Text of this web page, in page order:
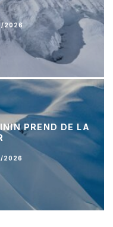
2026
PREND DE LA
2026